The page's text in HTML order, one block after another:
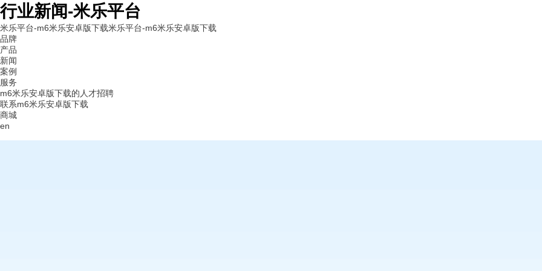
行业新闻-米乐平台
米乐平台-m6米乐安卓版下载米乐平台-m6米乐安卓版下载
品牌
产品
新闻
案例
服务
m6米乐安卓版下载的人才招聘
联系m6米乐安卓版下载
商城
en